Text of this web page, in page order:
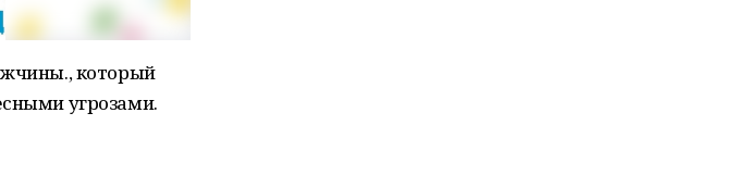
который
угрозами.